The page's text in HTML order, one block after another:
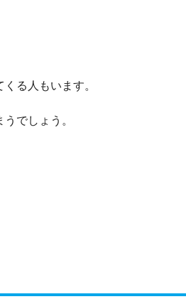
る人もいます。
でしょう。